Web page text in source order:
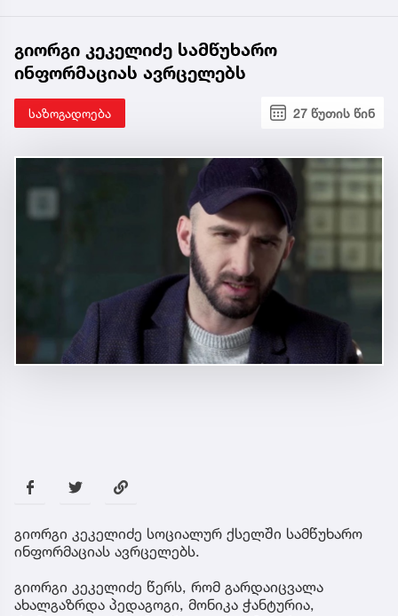
გიორგი კეკელიძე სამწუხარო
ინფორმაციას ავრცელებს
საზოგადოება 27 წუთის წინ
გიორგი კეკელიძე სოციალურ ქსელში სამწუხარო
ინფორმაციას ავრცელებს.
გიორგი კეკელიძე წერს, რომ გარდაიცვალა
ახალგაზრდა პედაგოგი, მონიკა ჭანტურია,